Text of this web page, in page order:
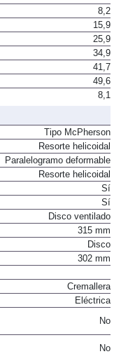
8,2
15,9
25,9
34,9
41,7
49,6
8,1
Tipo McPherson
Resorte helicoidal
Paralelogramo deformable
Resorte helicoidal
Sí
Sí
Disco ventilado
315 mm
Disco
302 mm
Cremallera
Eléctrica
No
No